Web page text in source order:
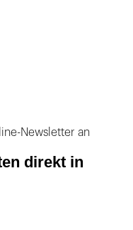
Newsletter an
direkt in